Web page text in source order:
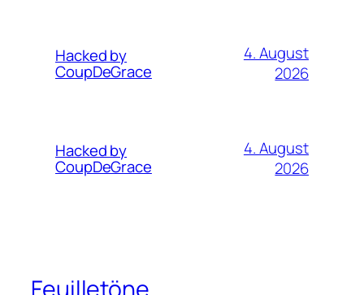
Hacked by
CoupDeGrace
4. August
2026
Hacked by
CoupDeGrace
4. August
2026
Feuilletöne